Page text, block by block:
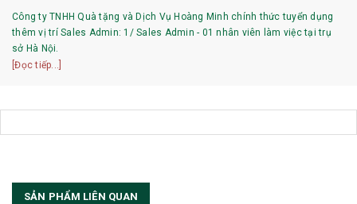
Công ty TNHH Quà tặng và Dịch Vụ Hoàng Minh chính thức tuyển dụng
thêm vị trí Sales Admin: 1/ Sales Admin - 01 nhân viên làm việc tại trụ
sở Hà Nội.
[Đọc tiếp...]
SẢN PHẨM LIÊN QUAN